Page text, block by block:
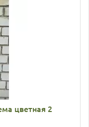
цветная 2